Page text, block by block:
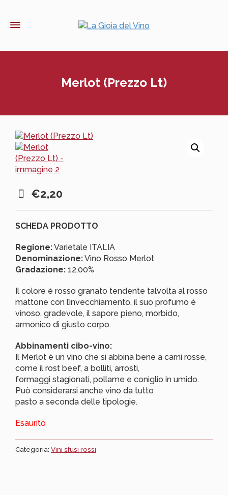
Merlot (Prezzo Lt)
€2,20
SCHEDA PRODOTTO
Regione:Varietale ITALIA
Denominazione:Vino Rosso Merlot
Gradazione: 12,00%
Il colore è rosso granato tendente talvolta al rosso
mattone con l’invecchiamento, il suo profumo è
vinoso, gradevole, il sapore pieno, morbido,
armonico di giusto corpo.
Abbinamenti cibo-vino:
Il Merlot è un vino che si abbina bene a carni rosse,
come il rost beef, a bolliti, arrosti,
formaggi stagionati, pollame e coniglio in umido.
Può considerarsi anche vino da tutto
pasto a seconda delle tipologie.
Esaurito
Categoria: Vini sfusi rossi